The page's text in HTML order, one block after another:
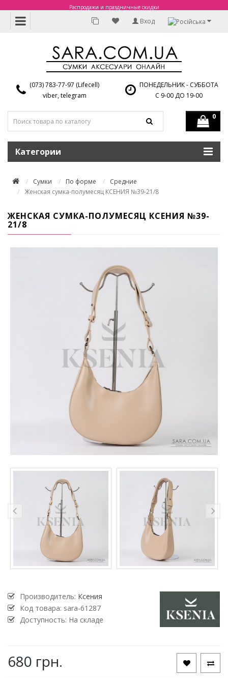
Распродажи и праздничные скидки
Вход
(073) 783-77-97 (Lifecell)
viber, telegram
ПОНЕДЕЛЬНИК - СУББОТА
С 9-00 ДО 19-00
0
Категории
Сумки По форме
Средние
Женская сумка-полумесяц КСЕНИЯ №39-21/8
ЖЕНСКАЯ СУМКА-ПОЛУМЕСЯЦ КСЕНИЯ №39-
21/8
Производитель: Ксения
Код товара: sara-61287
Доступность: На складе
680 грн.